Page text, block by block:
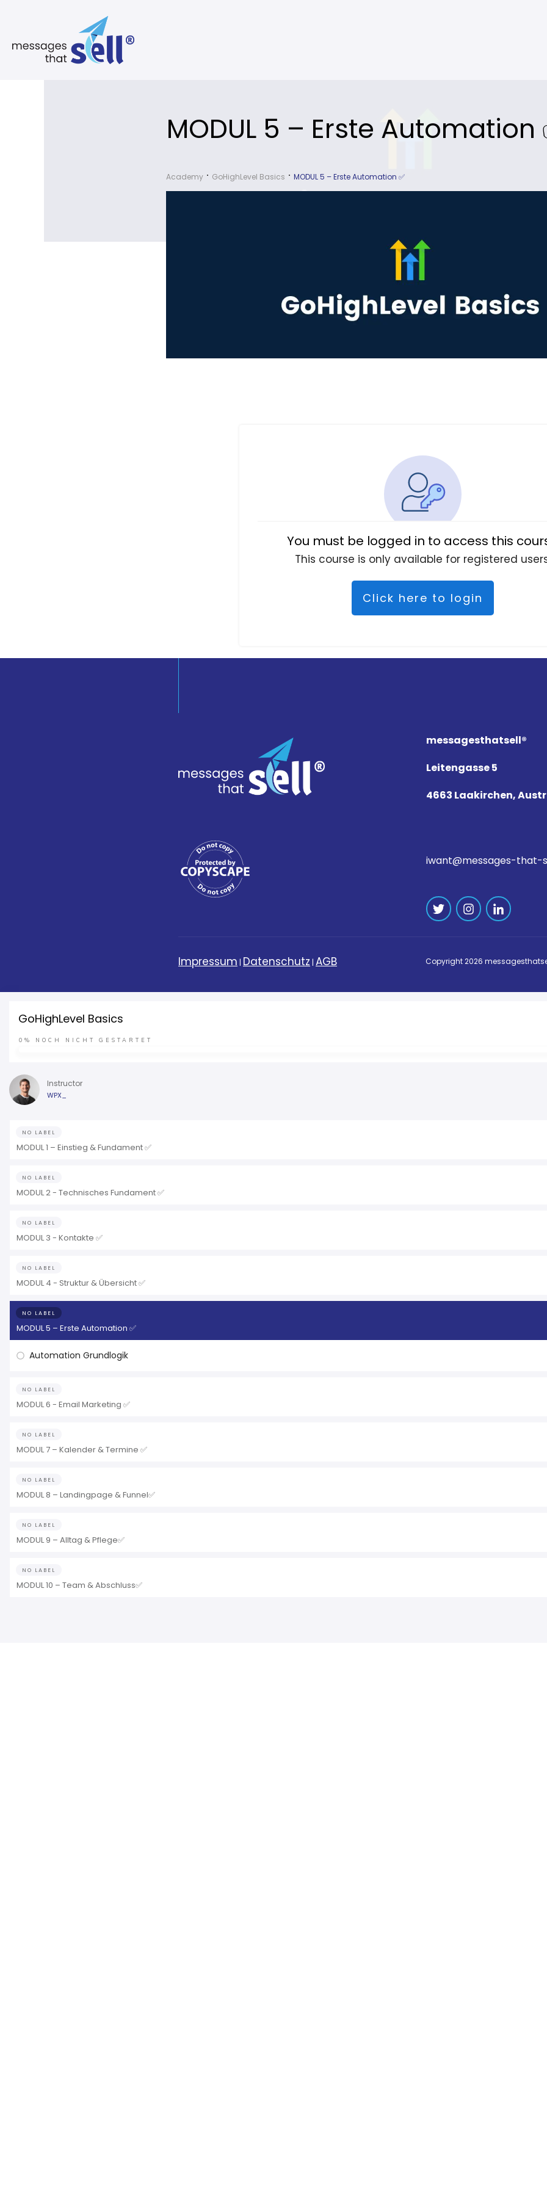
MODUL 5 – Erste Automation
Academy GoHighLevel Basics MODUL 5 – Erste Automation ✅
You must be logged in to access this
This course is only available for registered
Click here to login
messagesthatsell®
Leitengasse 5
4663 Laakirchen,
iwant@messages-that-
Impressum | Datenschutz | AGB Copyright2026
GoHighLevel Basics
0% NOCH NICHT GESTARTET
Instructor
WPX_
NO LABEL
MODUL 1 – Einstieg & Fundament ✅
NO LABEL
MODUL 2 - Technisches Fundament ✅
NO LABEL
MODUL 3 - Kontakte ✅
NO LABEL
MODUL 4 - Struktur & Übersicht ✅
NO LABEL
MODUL 5 – Erste Automation ✅
Automation Grundlogik
NO LABEL
MODUL 6 - Email Marketing ✅
NO LABEL
MODUL 7 – Kalender & Termine ✅
NO LABEL
MODUL 8 – Landingpage & Funnel✅
NO LABEL
MODUL 9 – Alltag & Pflege✅
NO LABEL
MODUL 10 – Team & Abschluss✅